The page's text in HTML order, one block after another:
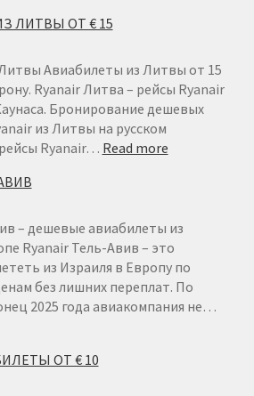
ИЗ
НА
КАНАРСКИЕ
ОСТРОВА
ЛИТВЫ ОТ € 15
Авиабилеты из Литвы от 15
Ryanair Литва – рейсы Ryanair
Бронирование дешевых
из Литвы на русском
Ryanair… Read more:
ОТ
€
15
– дешевые авиабилеты из
Ryanair Тель-Авив – это
из Израиля в Европу по
без лишних переплат. По
2025 года авиакомпания не…
ОТ € 10